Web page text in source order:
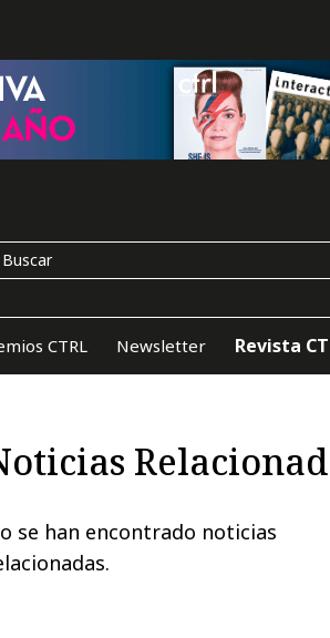
CTRL Newsletter Revista
se han encontrado noticias